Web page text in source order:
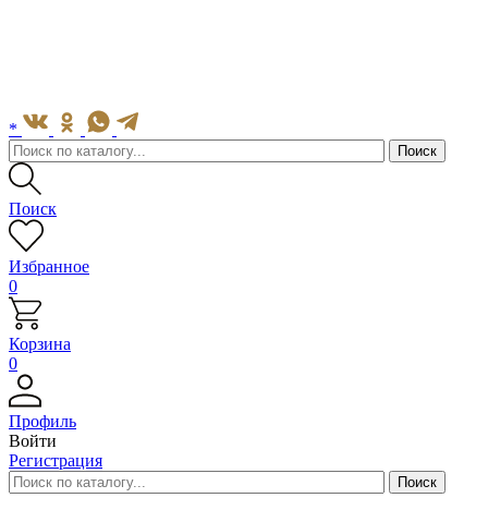
*
Поиск
Избранное
0
Корзина
0
Профиль
Войти
Регистрация